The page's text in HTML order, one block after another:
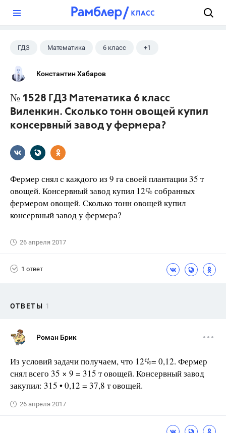
ГДЗ Математика 6 класс +1
Виленкин Н.Я.
Константин Хабаров
№ 1528 ГДЗ Математика 6 класс
Виленкин. Сколько тонн овощей купил
консервный завод у фермера?
Фермер снял с каждого из 9 га своей плантации 35 т
овощей. Консервный завод купил 12% собранных
фермером овощей. Сколько тонн овощей купил
консервный завод у фермера?
26 апреля 2017
1 ответ
ОТВЕТЫ 1
Роман Брик
Из условий задачи получаем, что 12%= 0,12. Фермер
снял всего 35 × 9 = 315 т овощей. Консервный завод
закупил: 315 • 0,12 = 37,8 т овощей.
26 апреля 2017